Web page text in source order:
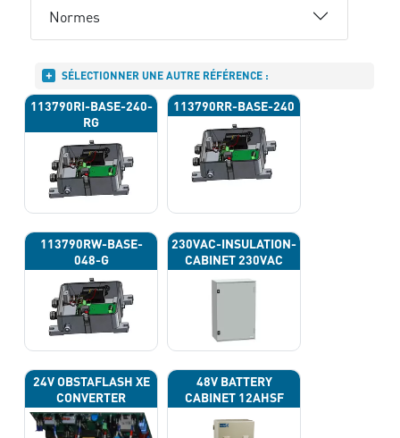
Normes
SÉLECTIONNER UNE AUTRE RÉFÉRENCE :
113790RI-BASE-240-
RG
113790RR-BASE-240
113790RW-BASE-
048-G
230VAC-INSULATION-
CABINET 230VAC
24V OBSTAFLASH XE
CONVERTER
48V BATTERY
CABINET 12AHSF
(INPUT POWER
220VAC)